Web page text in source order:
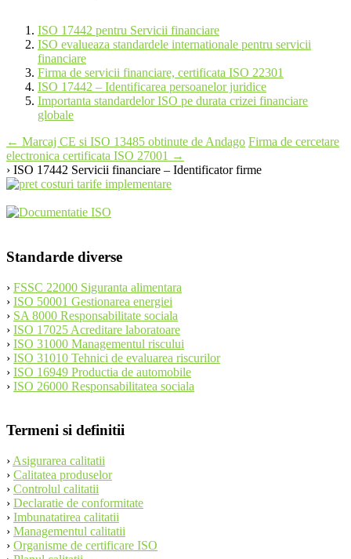
ISO 17442 pentru Servicii financiare
ISO evalueaza standardele internationale pentru servicii
financiare
Firma de servicii financiare, certificata ISO 22301
ISO 17442 – Identificarea persoanelor juridice
Importanta standardelor ISO pe durata crizei financiare
globale
Post
navigation
← Marcaj CE si ISO 13485 obtinute de Andago Firma de cercetare
electronica certificata ISO 27001 →
› ISO 17442 Servicii financiare – Identificator firme
Standarde diverse
› FSSC 22000 Siguranta alimentara
› ISO 50001 Gestionarea energiei
› SA 8000 Responsabilitate sociala
› ISO 17025 Acreditare laboratoare
› ISO 31000 Managementul riscului
› ISO 31010 Tehnici de evaluarea riscurilor
› ISO 16949 Productia de automobile
› ISO 26000 Responsabilitatea sociala
Termeni si definitii
› Asigurarea calitatii
› Calitatea produselor
› Controlul calitatii
› Declaratie de conformitate
› Imbunatatirea calitatii
› Managementul calitatii
› Organisme de certificare ISO